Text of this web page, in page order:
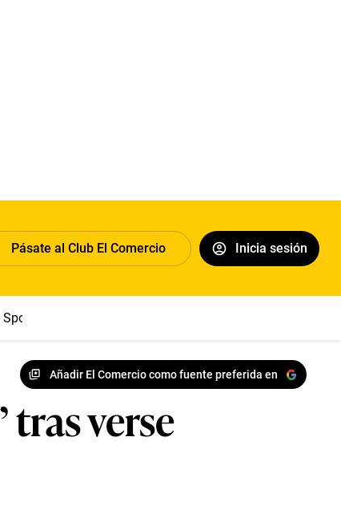
Pásate al Club El Comercio Inicia sesión
Boys
Añadir El Comercio como fuente preferida en
verse